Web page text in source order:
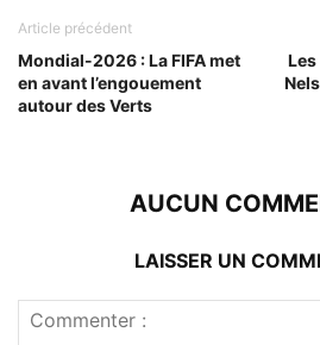
Article précédent
Mondial-2026 : La FIFA met
en avant l’engouement
autour des Verts
AUCUN
LAISSER UN